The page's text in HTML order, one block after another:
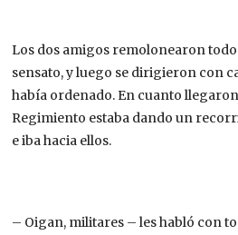
Los dos amigos remolonearon
sensato, y luego se dirigieron con
había ordenado. En cuanto
Regimiento estaba dando un
e iba hacia ellos.
– Oigan, militares – les habló con